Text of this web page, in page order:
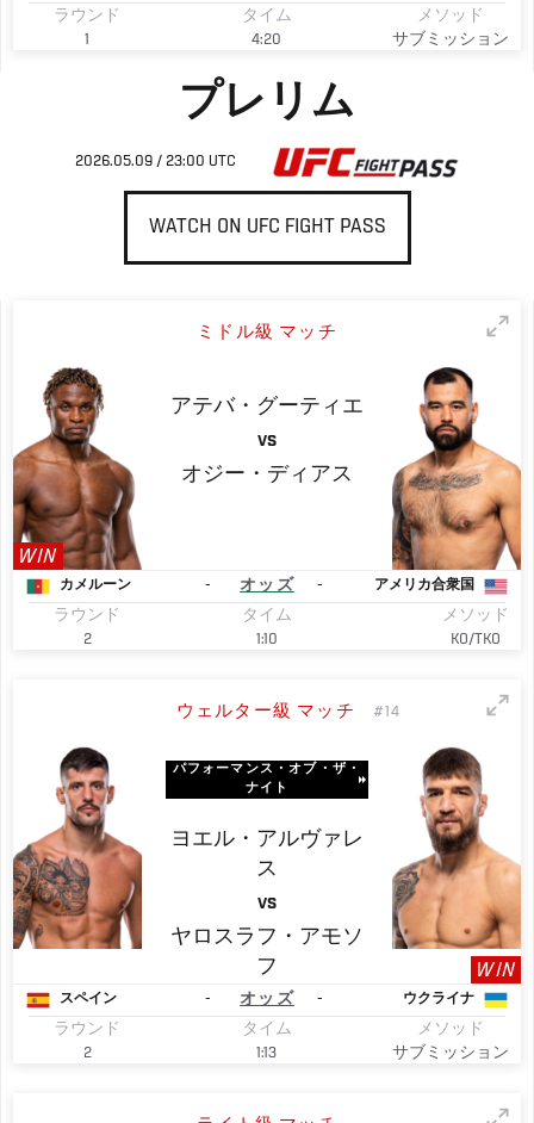
ラウンド
1
タイム
4:20
メソッド
サブミッション
プレリム
2026.05.09 / 23:00 UTC
WATCH ON UFC FIGHT PASS
ミドル級 マッチ
WIN
アテバ・グーティエ
VS
オジー・ディアス
カメルーン - オッズ - アメリカ合衆国
ラウンド
2
タイム
1:10
メソッド
KO/TKO
ウェルター級 マッチ #14
パフォーマンス・オブ・ザ・
ナイト
ヨエル・アルヴァレ
ス
VS
ヤロスラフ・アモソ
フ
WIN
スペイン - オッズ - ウクライナ
ラウンド
2
タイム
1:13
メソッド
サブミッション